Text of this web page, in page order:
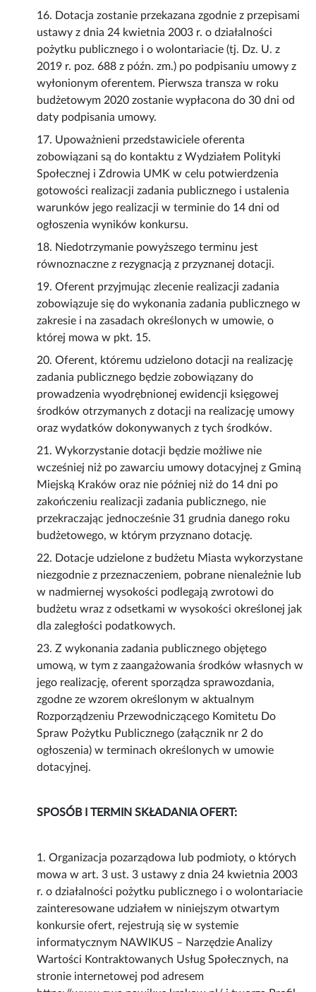
16. Dotacja zostanie przekazana zgodnie z przepisami
ustawy z dnia 24 kwietnia 2003 r. o działalności
pożytku publicznego i o wolontariacie (tj. Dz. U. z
2019 r. poz. 688 z późn. zm.) po podpisaniu umowy z
wyłonionym oferentem. Pierwsza transza w roku
budżetowym 2020 zostanie wypłacona do 30 dni od
daty podpisania umowy.
17. Upoważnieni przedstawiciele oferenta
zobowiązani są do kontaktu z Wydziałem Polityki
Społecznej i Zdrowia UMK w celu potwierdzenia
gotowości realizacji zadania publicznego i ustalenia
warunków jego realizacji w terminie do 14 dni od
ogłoszenia wyników konkursu.
18. Niedotrzymanie powyższego terminu jest
równoznaczne z rezygnacją z przyznanej dotacji.
19. Oferent przyjmując zlecenie realizacji zadania
zobowiązuje się do wykonania zadania publicznego w
zakresie i na zasadach określonych w umowie, o
której mowa w pkt. 15.
20. Oferent, któremu udzielono dotacji na realizację
zadania publicznego będzie zobowiązany do
prowadzenia wyodrębnionej ewidencji księgowej
środków otrzymanych z dotacji na realizację umowy
oraz wydatków dokonywanych z tych środków.
21. Wykorzystanie dotacji będzie możliwe nie
wcześniej niż po zawarciu umowy dotacyjnej z Gminą
Miejską Kraków oraz nie później niż do 14 dni po
zakończeniu realizacji zadania publicznego, nie
przekraczając jednocześnie 31 grudnia danego roku
budżetowego, w którym przyznano dotację.
22. Dotacje udzielone z budżetu Miasta wykorzystane
niezgodnie z przeznaczeniem, pobrane nienależnie lub
w nadmiernej wysokości podlegają zwrotowi do
budżetu wraz z odsetkami w wysokości określonej jak
dla zaległości podatkowych.
23. Z wykonania zadania publicznego objętego
umową, w tym z zaangażowania środków własnych w
jego realizację, oferent sporządza sprawozdania,
zgodne ze wzorem określonym w aktualnym
Rozporządzeniu Przewodniczącego Komitetu Do
Spraw Pożytku Publicznego (załącznik nr 2 do
ogłoszenia) w terminach określonych w umowie
dotacyjnej.
SPOSÓB I TERMIN SKŁADANIA OFERT:
1. Organizacja pozarządowa lub podmioty, o których
mowa w art. 3 ust. 3 ustawy z dnia 24 kwietnia 2003
r. o działalności pożytku publicznego i o wolontariacie
zainteresowane udziałem w niniejszym otwartym
konkursie ofert, rejestrują się w systemie
informatycznym NAWIKUS – Narzędzie Analizy
Wartości Kontraktowanych Usług Społecznych, na
stronie internetowej pod adresem